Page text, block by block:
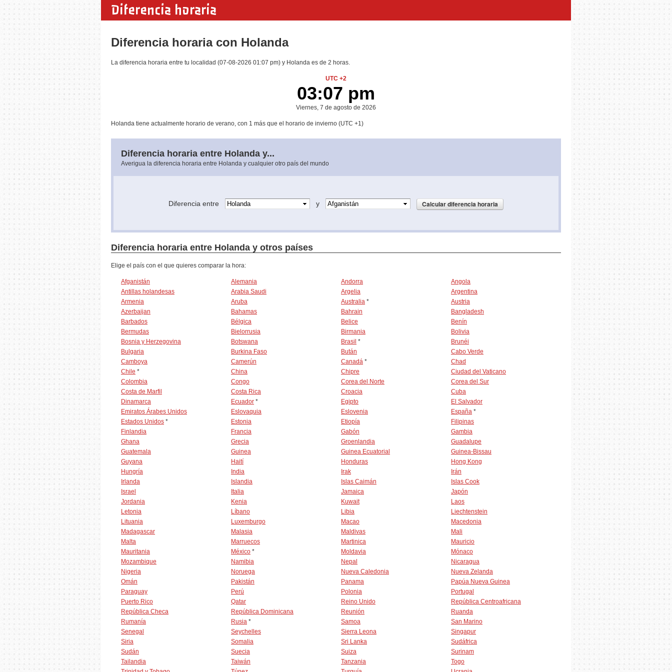
Diferencia horaria
Diferencia horaria con Holanda
La diferencia horaria entre tu localidad (07-08-2026 01:07 pm) y Holanda es de 2 horas.
UTC +2
03:07 pm
Viernes, 7 de agosto de 2026
Holanda tiene actualmente horario de verano, con 1 más que el horario de invierno (UTC +1)
Diferencia horaria entre Holanda y...
Averigua la diferencia horaria entre Holanda y cualquier otro país del mundo
Diferencia entre y
Diferencia horaria entre Holanda y otros países
Elige el país con el que quieres comparar la hora:
Afganistán Alemania Andorra
Angola
Antillas holandesas
Arabia Saudi Argelia
Argentina
Armenia
Aruba Australia *
Austria
Azerbaijan
Bahamas Bahrain
Bangladesh
Barbados
Bélgica Belice
Benín
Bermudas
Bielorrusia Birmania
Bolivia
Bosnia y Herzegovina
Botswana Brasil *
Brunéi
Bulgaria
Burkina Faso Bután
Cabo Verde
Camboya
Camerún Canadá *
Chad
Chile * China Chipre
Ciudad del Vaticano
Colombia
Congo Corea del Norte
Corea del Sur
Costa de Marfil
Costa Rica Croacia
Cuba
Dinamarca
Ecuador * Egipto
El Salvador
Emiratos Árabes Unidos
Eslovaquia Eslovenia España *
Estados Unidos * Estonia Etiopía
Filipinas
Finlandia
Francia Gabón
Gambia
Ghana
Grecia Groenlandia
Guadalupe
Guatemala
Guinea Guinea Ecuatorial
Guinea-Bissau
Guyana
Haití Honduras
Hong Kong
Hungría
India Irak
Irán
Irlanda
Islandia Islas Caimán
Islas Cook
Israel
Italia Jamaica
Japón
Jordania
Kenia Kuwait
Laos
Letonia
Líbano Libia
Liechtenstein
Lituania
Luxemburgo Macao
Macedonia
Madagascar
Malasia Maldivas
Mali
Malta
Marruecos Martinica
Mauricio
Mauritania
México * Moldavia
Mónaco
Mozambique
Namibia Nepal
Nicaragua
Nigeria
Noruega Nueva Caledonia
Nueva Zelanda
Omán
Pakistán Panama
Papúa Nueva Guinea
Paraguay
Perú Polonia
Portugal
Puerto Rico
Qatar Reino Unido
República Centroafricana
República Checa
República Dominicana Reunión
Ruanda
Rumanía
Rusia * Samoa
San Marino
Senegal
Seychelles Sierra Leona
Singapur
Siria
Somalia Sri Lanka
Sudáfrica
Sudán
Suecia Suiza
Surinam
Tailandia
Taiwán Tanzania
Togo